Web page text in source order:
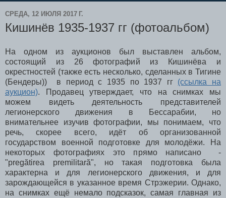
СРЕДА, 12 ИЮЛЯ 2017 Г.
Кишинёв 1935-1937 гг (фотоальбом)
На одном из аукционов был выставлен альбом,
состоящий из 26 фотографий из Кишинёва и
окрестностей (также есть несколько, сделанных в Тигине
(Бендеры)) в период с 1935 по 1937 гг (ссылка на
аукцион). Продавец утверждает, что на снимках мы
можем видеть деятельность представителей
легионерского движения в Бессарабии, но
внимательнее изучив фотографии, мы понимаем, что
речь, скорее всего, идёт об организованной
государством военной подготовке для молодёжи. На
некоторых фотографиях это прямо написано -
"pregătirea premilitară", но такая подготовка была
характерна и для легионерского движения, и для
зарождающейся в указанное время Стрэжерии. Однако,
на снимках ещё немало подсказок, самая главная из